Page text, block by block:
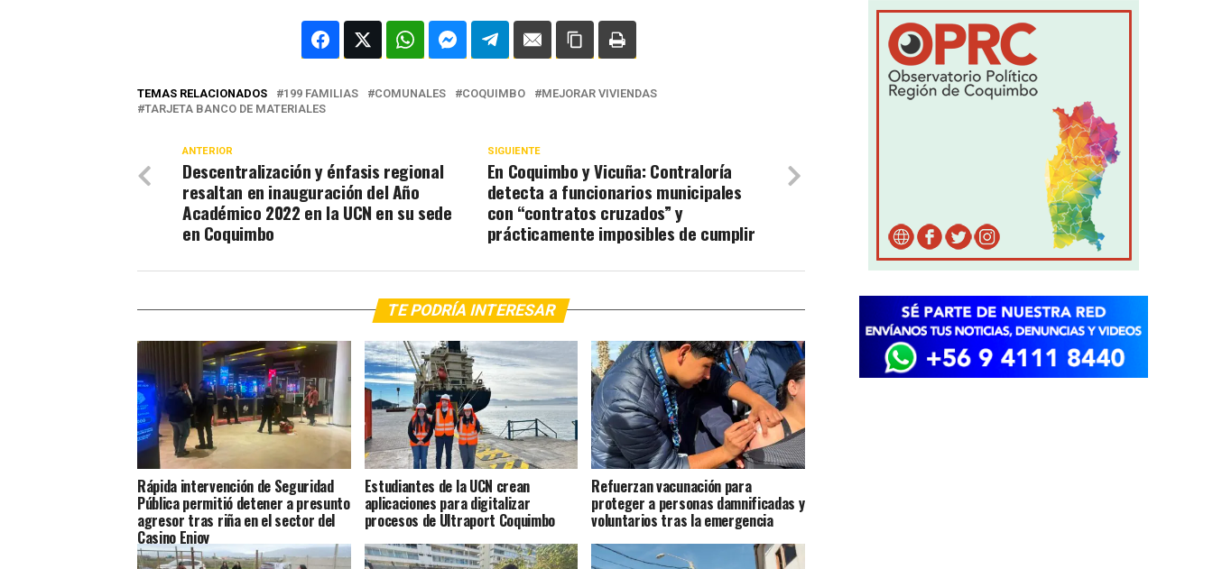
TEMAS RELACIONADOS 199 FAMILIAS COMUNALES COQUIMBO
MEJORAR VIVIENDAS
TARJETA BANCO DE MATERIALES
SIGUIENTE
En Coquimbo y Vicuña: Contraloría
detecta a funcionarios municipales
con “contratos cruzados” y
prácticamente imposibles de cumplir
ANTERIOR
Descentralización y énfasis regional
resaltan en inauguración del Año
Académico 2022 en la UCN en su sede
en Coquimbo
TE PODRÍA INTERESAR
Rápida intervención de Seguridad
Pública permitió detener a presunto
agresor tras riña en el sector del
Casino Enjoy
Estudiantes de la UCN crean
aplicaciones para digitalizar
procesos de Ultraport Coquimbo
Refuerzan vacunación para
proteger a personas damnificadas y
voluntarios tras la emergencia